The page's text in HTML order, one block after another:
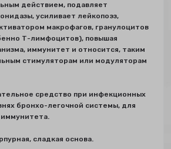
действием, подавляет
усиливает лейкопоэз,
макрофагов, гранулоцитов
Т-лимфоцитов), повышая
иммунитет и относится, таким
стимуляторам или модуляторам
средство при инфекционных
бронхо-легочной системы, для
сладкая основа.